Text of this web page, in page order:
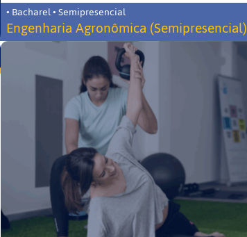
• Bacharel • Semipresencial
Engenharia Agronômica (Semipresencial)